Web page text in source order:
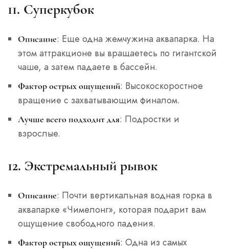
11. Суперкубок
Описание: Еще одна жемчужина аквапарка. На
этом аттракционе вы вращаетесь по гигантской
чаше, а затем падаете в бассейн.
Фактор острых ощущений: Высокоскоростное
вращение с захватывающим финалом.
Лучше всего подходит для: Подростки и
взрослые.
12. Экстремальный рывок
Описание: Почти вертикальная водная горка в
аквапарке «Чимелонг», которая подарит вам
ощущение свободного падения.
Фактор острых ощущений: Одна из самых